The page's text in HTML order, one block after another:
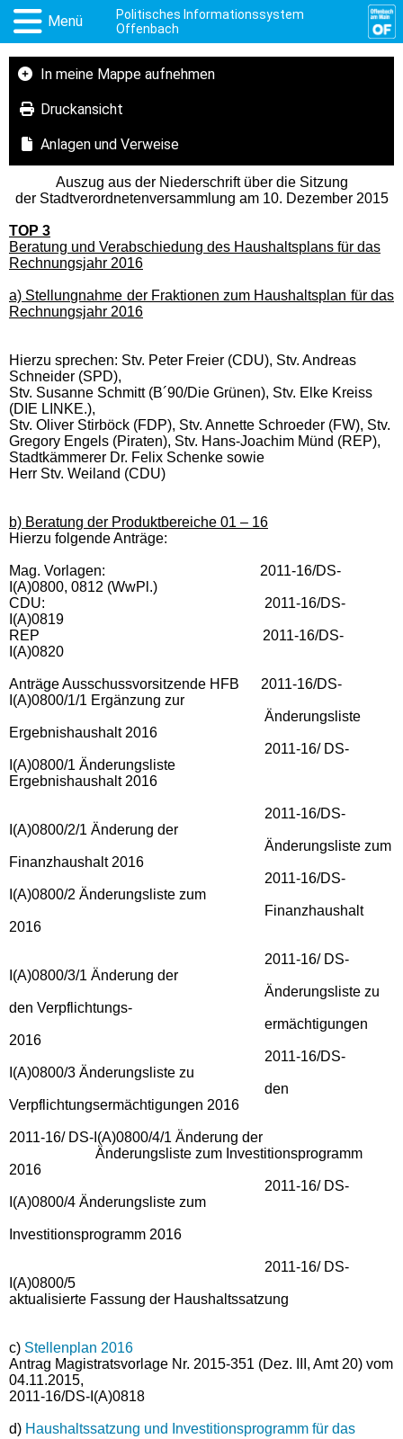
Menü
Politisches Informationssystem
Offenbach
In meine Mappe aufnehmen
Druckansicht
Anlagen und Verweise
Auszug aus der Niederschrift über die Sitzung
der Stadtverordnetenversammlung am 10. Dezember 2015
TOP 3
Beratung und Verabschiedung des Haushaltsplans für das
Rechnungsjahr 2016
a) Stellungnahme der Fraktionen zum Haushaltsplan für das
Rechnungsjahr 2016
Hierzu sprechen: Stv. Peter Freier (CDU), Stv. Andreas
Schneider (SPD),
Stv. Susanne Schmitt (B´90/Die Grünen), Stv. Elke Kreiss
(DIE LINKE.),
Stv. Oliver Stirböck (FDP), Stv. Annette Schroeder (FW), Stv.
Gregory Engels (Piraten), Stv. Hans-Joachim Münd (REP),
Stadtkämmerer Dr. Felix Schenke sowie
Herr Stv. Weiland (CDU)
b) Beratung der Produktbereiche 01 – 16
Hierzu folgende Anträge:
Mag. Vorlagen: 2011-16/DS-
I(A)0800, 0812 (WwPl.)
CDU: 2011-16/DS-
I(A)0819
REP 2011-16/DS-
I(A)0820
Anträge Ausschussvorsitzende HFB 2011-16/DS-
I(A)0800/1/1 Ergänzung zur
Änderungsliste
Ergebnishaushalt 2016
2011-16/ DS-
I(A)0800/1 Änderungsliste
Ergebnishaushalt 2016
2011-16/DS-
I(A)0800/2/1 Änderung der
Änderungsliste zum
Finanzhaushalt 2016
2011-16/DS-
I(A)0800/2 Änderungsliste zum
Finanzhaushalt
2016
2011-16/ DS-
I(A)0800/3/1 Änderung der
Änderungsliste zu
den Verpflichtungs-
ermächtigungen
2016
2011-16/DS-
I(A)0800/3 Änderungsliste zu
den
Verpflichtungsermächtigungen 2016
2011-16/ DS-I(A)0800/4/1 Änderung der
Änderungsliste zum Investitionsprogramm
2016
2011-16/ DS-
I(A)0800/4 Änderungsliste zum
Investitionsprogramm 2016
2011-16/ DS-
I(A)0800/5
aktualisierte Fassung der Haushaltssatzung
c) Stellenplan 2016
Antrag Magistratsvorlage Nr. 2015-351 (Dez. III, Amt 20) vom
04.11.2015,
2011-16/DS-I(A)0818
d) Haushaltssatzung und Investitionsprogramm für das